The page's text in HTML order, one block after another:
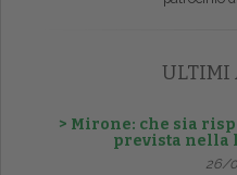
ULTIMI
> Mirone: che sia
prevista nella
26/